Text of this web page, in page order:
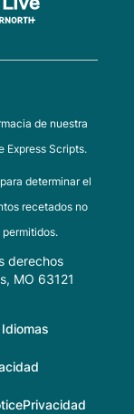
de nuestra
Express Scripts.
determinar el
recetados no
derechos
MO 63121
Privacidad